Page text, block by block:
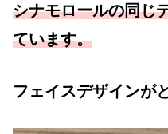
シナモロールの同じ
ています。
フェイスデザインが